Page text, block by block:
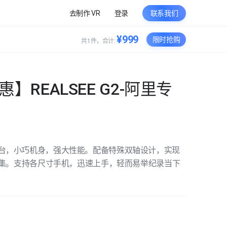
去制作 VR 登录 联系我们
共1件，合计: ¥999 限时抢购
】REALSEE G2-阿里专
，小巧机身，强大性能。配备特殊双轴设计，实现
。支持各尺寸手机，迅速上手，轻而易举纪录当下